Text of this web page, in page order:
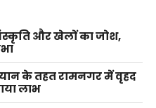
और खेलों का जोश,
के तहत रामनगर में वृहद
लाभ